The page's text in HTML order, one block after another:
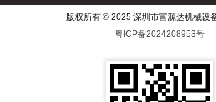
版权所有 © 2025 深圳市富源达机械设
粤ICP备2024208953号